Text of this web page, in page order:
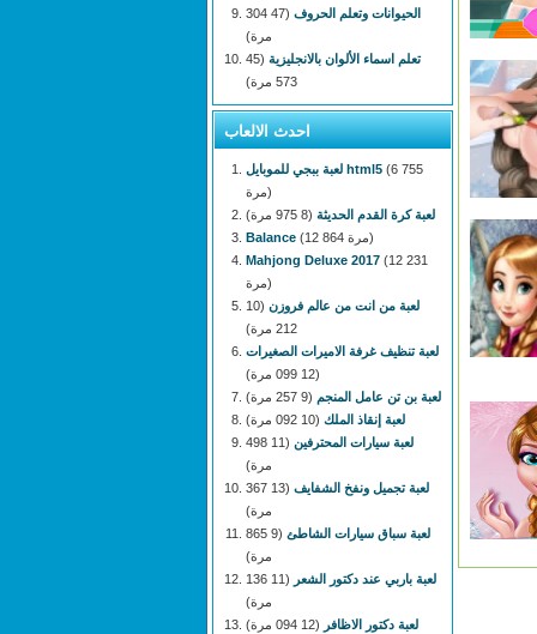
الحيوانات وتعلم الحروف
(47 304
مرة)
تعلم اسماء الألوان بالانجليزية (45
573 مرة)
احدث الالعاب
لعبة ببجي للموبايل html5 (6 755
مرة)
لعبة كرة القدم الحديثة (8 975 مرة)
Balance
(12 864 مرة)
Mahjong Deluxe 2017 (12 231
مرة)
لعبة من انت من عالم فروزن (10
212 مرة)
لعبة تنظيف غرفة الاميرات الصغيرات
(12 099 مرة)
لعبة بن تن عامل المنجم (9 257 مرة)
لعبة إنقاذ الملك (10 092 مرة)
لعبة سيارات المحترفين
(11 498
مرة)
لعبة تجميل ونفخ الشفايف
(13 367
مرة)
لعبة سباق سيارات الشاطئ
(9 865
مرة)
لعبة باربي عند دكتور الشعر
(11 136
مرة)
لعبة دكتور الاظافر (12 094 مرة)